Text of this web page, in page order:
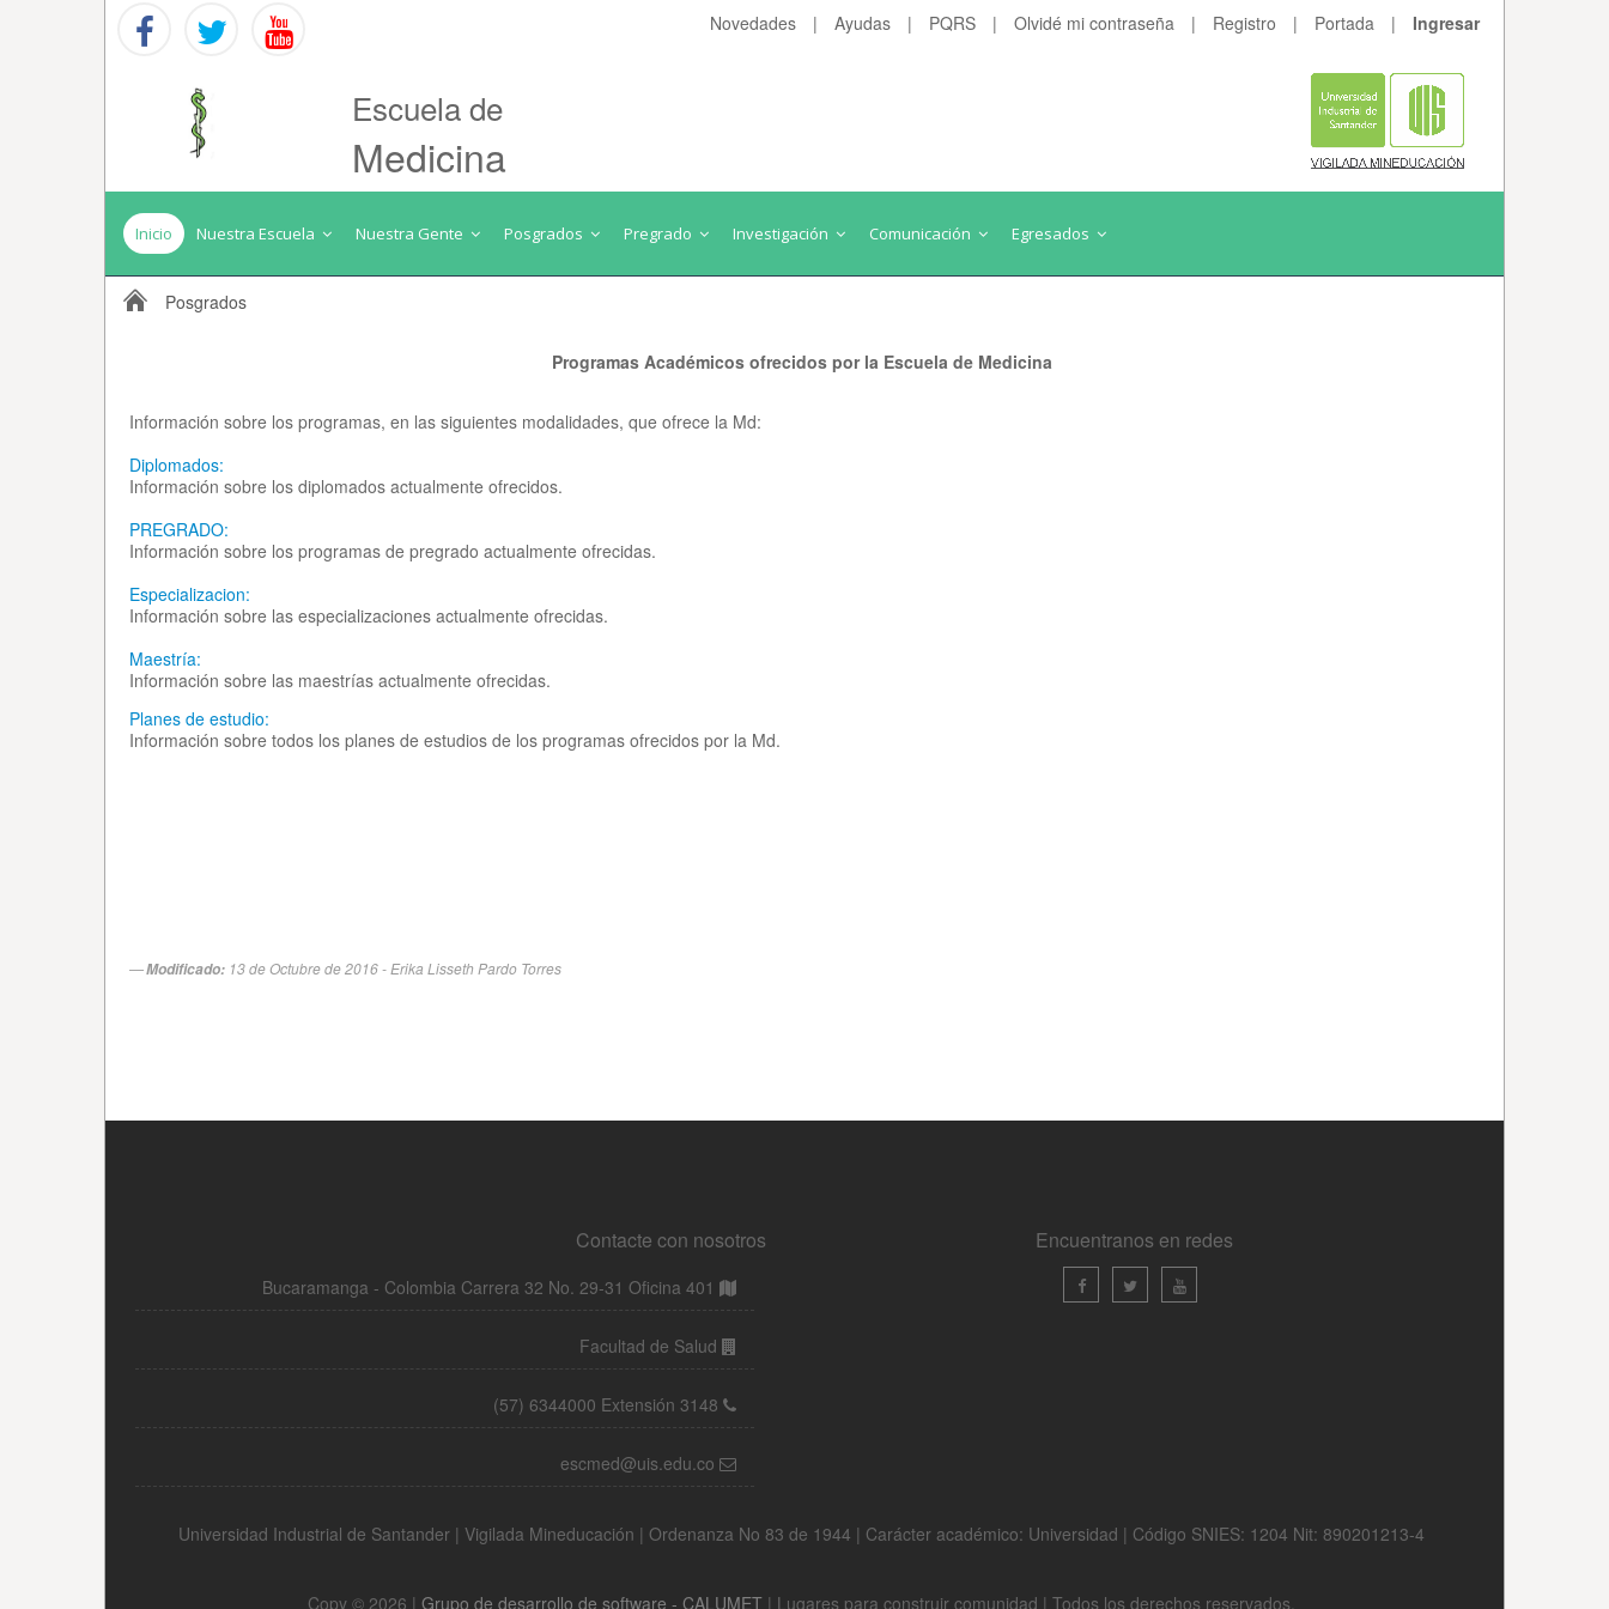
Novedades | Ayudas | PQRS | Olvidé mi contraseña | Registro | Portada | Ingresar
Escuela de
Medicina
Inicio Nuestra Escuela Nuestra Gente Posgrados Pregrado Investigación Comunicación Egresados
Posgrados
Contacte con nosotros
Bucaramanga - Colombia Carrera 32 No. 29-31 Oficina 401
Facultad de Salud
(57) 6344000 Extensión 3148
escmed@uis.edu.co
Encuentranos en redes
Universidad Industrial de Santander | Vigilada Mineducación | Ordenanza No 83 de 1944 | Carácter académico: Universidad | Código SNIES: 1204 Nit: 890201213-4
Copy © 2026 | Grupo de desarrollo de software - CALUMET | Lugares para construir comunidad | Todos los derechos reservados.